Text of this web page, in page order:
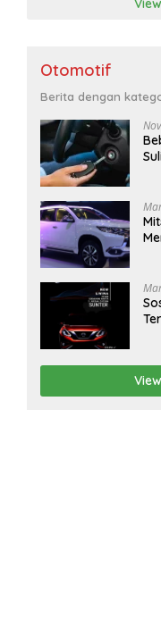
Otomotif
Berita dengan